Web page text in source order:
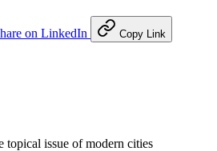
on LinkedIn Copy Link
topical issue of modern cities